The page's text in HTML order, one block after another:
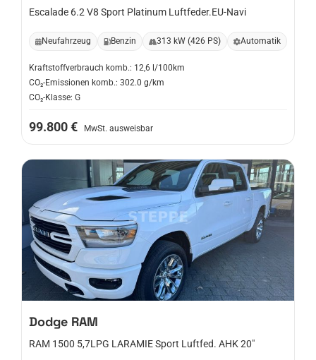
Escalade 6.2 V8 Sport Platinum Luftfeder.EU-Navi
Neufahrzeug Benzin 313 kW (426 PS) Automatik
Kraftstoffverbrauch komb.: 12,6 l/100km
CO₂-Emissionen komb.: 302.0 g/km
CO₂-Klasse: G
99.800 € MwSt. ausweisbar
Dodge RAM
RAM 1500 5,7LPG LARAMIE Sport Luftfed. AHK 20"